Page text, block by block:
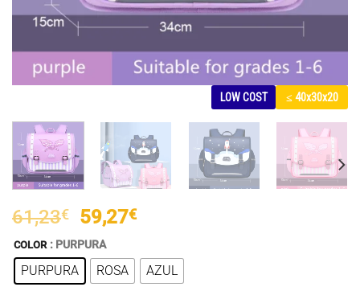
LOW COST ≤ 40x30x20
61,23€
El
precio
original
era:
59,27€El
actual
es:
COLOR : PURPURA
PURPURA ROSA AZUL